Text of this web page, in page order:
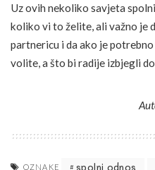
Uz ovih nekoliko savjeta
koliko vi to želite, ali važno je
partnericu i da ako je
volite, a što bi radije izbjegli
OZNAKE spolni odnos